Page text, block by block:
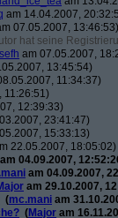
am 14.04.2007,
07.05.2007, 13:46:53)
hat seine
am 07.05.2007,
13:45:54)
11:34:37)
11:26:51)
12:39:33)
23:41:47)
15:33:13)
22.05.2007, 18:05:02)
am 04.09.2007,
am 04.09.2007,
am 29.10.2007,
(mc.mani am
(Major am